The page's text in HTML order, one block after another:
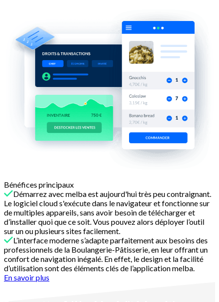
Bénéfices principaux
Démarrez avec melba est aujourd'hui très peu contraignant.
Le logiciel cloud s'exécute dans le navigateur et fonctionne sur
de multiples appareils, sans avoir besoin de télécharger et
d’installer quoi que ce soit. Vous pouvez alors déployer l’outil
sur un ou plusieurs sites facilement.
L’interface moderne s’adapte parfaitement aux besoins des
professionnels de la Boulangerie-Pâtisserie, en leur offrant un
confort de navigation inégalé. En effet, le design et la facilité
d’utilisation sont des éléments clés de l’application melba.
En savoir plus